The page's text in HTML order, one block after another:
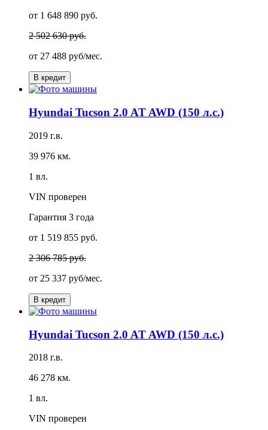
от 1 648 890 руб.
2 502 630 руб.
от 27 488 руб/мес.
В кредит
Hyundai Tucson 2.0 AT AWD (150 л.с.)
2019 г.в.
39 976 км.
1 вл.
VIN проверен
Гарантия 3 года
от 1 519 855 руб.
2 306 785 руб.
от 25 337 руб/мес.
В кредит
Hyundai Tucson 2.0 AT AWD (150 л.с.)
2018 г.в.
46 278 км.
1 вл.
VIN проверен